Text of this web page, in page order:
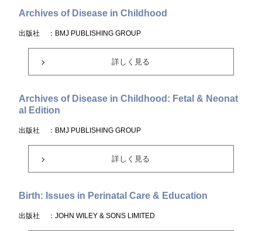
Archives of Disease in Childhood
出版社 ：BMJ PUBLISHING GROUP
詳しく見る
Archives of Disease in Childhood: Fetal & Neonat
al Edition
出版社 ：BMJ PUBLISHING GROUP
詳しく見る
Birth: Issues in Perinatal Care & Education
出版社 ：JOHN WILEY & SONS LIMITED